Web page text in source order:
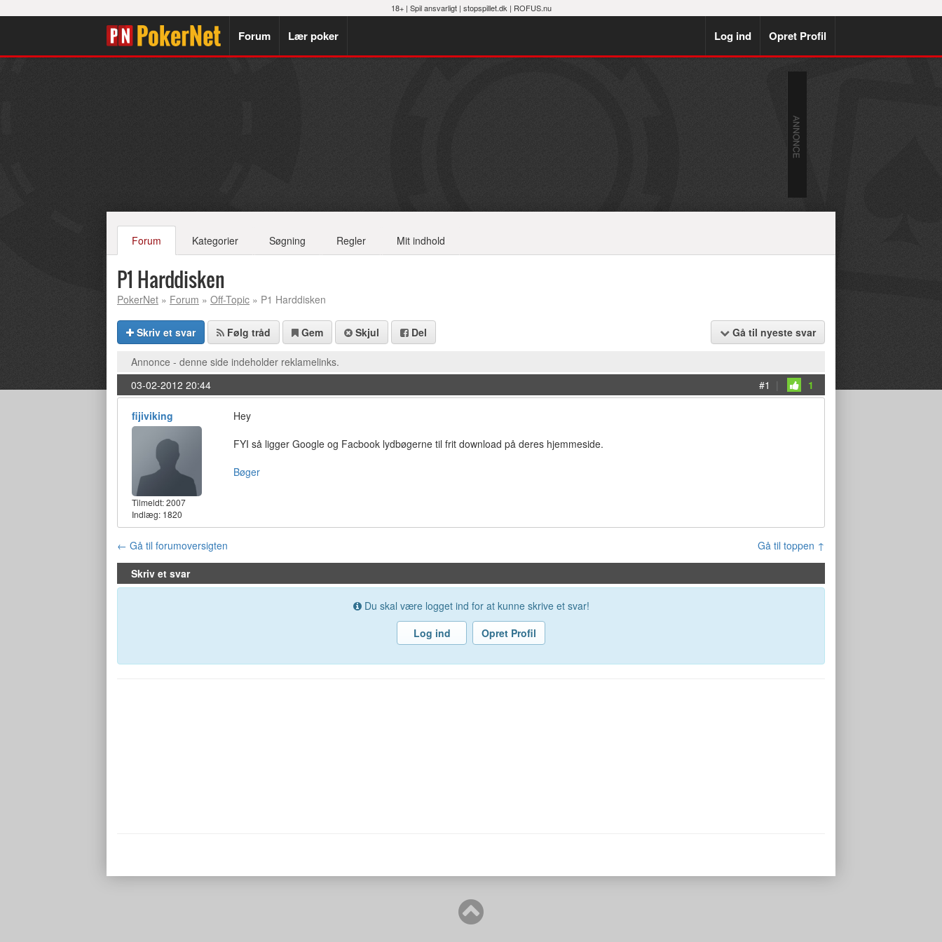
18+ | Spil ansvarligt| stopspillet.dk | ROFUS.nu
Forum Lær poker Log ind Opret Profil
Forum Kategorier Søgning Regler Mit indhold
P1 Harddisken
PokerNet » Forum » Off-Topic » P1 Harddisken
Skriv et svar Følg tråd Gem Skjul Del Gå til nyeste svar
Annonce - denne side indeholder reklamelinks.
03-02-2012 20:44
#1 | 1
fijiviking
Tilmeldt:2007
Indlæg: 1820
Hey
FYI så ligger Google og Facbook lydbøgerne til frit download på deres hjemmeside.
Bøger
← Gå til forumoversigten
Gå til toppen ↑
Skriv et svar
Du skal være logget ind for at kunne skrive et svar!
Log ind
Opret Profil